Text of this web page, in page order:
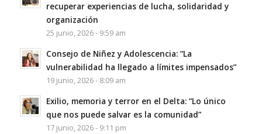
recuperar experiencias de lucha, solidaridad y
organización
25 junio, 2026 - 9:59 am
Consejo de Niñez y Adolescencia: “La
vulnerabilidad ha llegado a límites impensados”
19 junio, 2026 - 8:09 am
Exilio, memoria y terror en el Delta: “Lo único
que nos puede salvar es la comunidad”
17 junio, 2026 - 9:11 pm